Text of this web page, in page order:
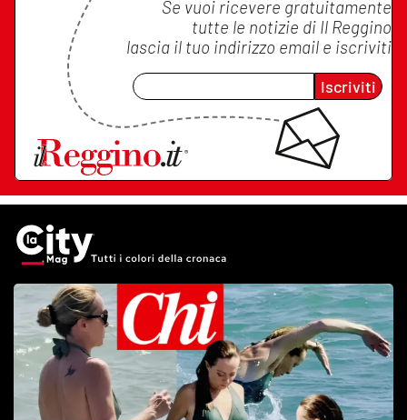
Se vuoi ricevere gratuitamente
tutte le notizie di Il Reggino
lascia il tuo indirizzo email e iscriviti
Iscriviti